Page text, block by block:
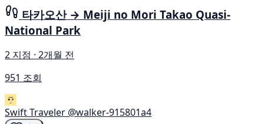
타카오산 → Meiji no Mori Takao Quasi-
National Park
2 지점 · 2개월 전
951 조회
Swift Traveler @walker-915801a4